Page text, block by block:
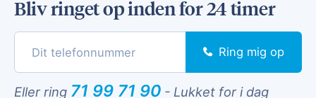
Bliv ringet op inden for 24 timer
Ring mig op
Eller ring 71 99 71 90 - Lukket for i dag